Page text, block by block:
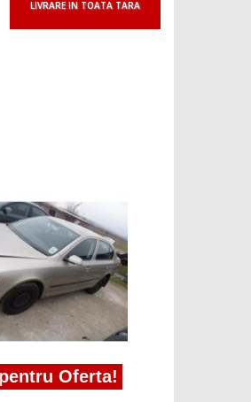
LIVRARE IN TOATA TARA
Oferta!